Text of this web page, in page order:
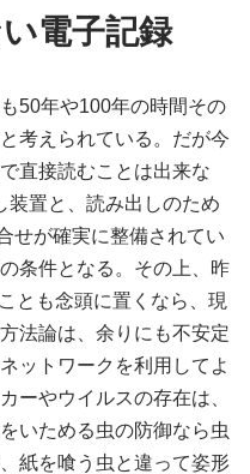
電子記録
50年や100年の時間その
考えられている。だが今
直接読むことは出来な
装置と、読み出しのため
せが確実に整備されてい
条件となる。その上、昨
とも念頭に置くなら、現
法論は、余りにも不安定
ットワークを利用してよ
ーやウイルスの存在は、
いためる虫の防御なら虫
紙を喰う虫と違って姿形